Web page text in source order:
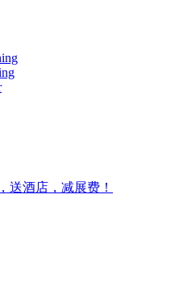
送酒店，减展费！